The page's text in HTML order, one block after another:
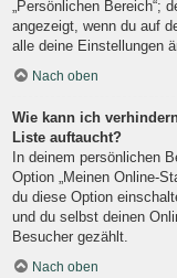
„Persönlichen Bereich“;
angezeigt, wenn du auf
alle deine Einstellungen
Nach oben
Wie kann ich
Liste auftaucht?
In deinem persönlichen
Option „Meinen Online-
du diese Option
und du selbst deinen
Besucher gezählt.
Nach oben